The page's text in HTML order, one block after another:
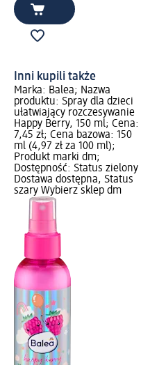
Inni kupili także
Marka: Balea; Nazwa
produktu: Spray dla dzieci
ułatwiający rozczesywanie
Happy Berry, 150 ml; Cena:
7,45 zł; Cena bazowa: 150
ml (4,97 zł za 100 ml);
Produkt marki dm;
Dostępność: Status zielony
Dostawa dostępna, Status
szary Wybierz sklep dm